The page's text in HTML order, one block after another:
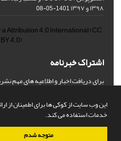
این وب سایت از کوکی ها برای اطمینان از
خدمات استفاده می کند.
متوجه شدم
۱۳۹۸ و ۱۳۹۷ 1401-05-08
Attribution 4.0 International(CC
BY 4.0)
اشتراک خبرنامه
برای دریافت اخبار و اطلاعیه های مهم